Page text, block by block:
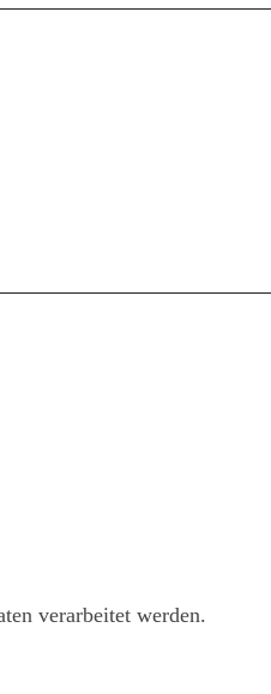
verarbeitet werden.